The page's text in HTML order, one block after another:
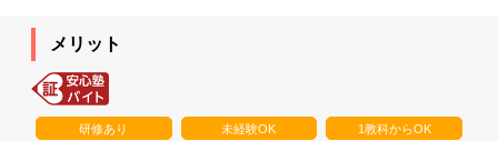
メリット
研修あり 未経験OK 1教科からOK